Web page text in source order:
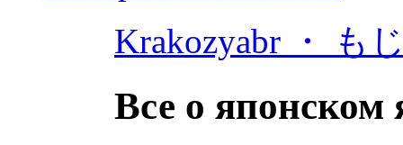
Krakozyabr ・ も
Все о японском